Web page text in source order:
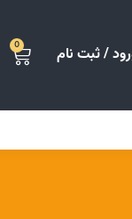
/ ثبت نام 0